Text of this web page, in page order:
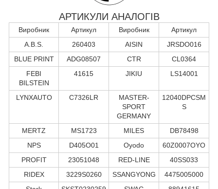
АРТИКУЛИ АНАЛОГІВ
Виробник Артикул Виробник
Артикул
A.B.S.
260403 AISIN
JRSDO016
BLUE PRINT
ADG08507 CTR
CL0364
FEBI
BILSTEIN
41615 JIKIU LS14001
LYNXAUTO C7326LR
MASTER-
SPORT
GERMANY
12040DPCSM
S
MERTZ MS1723 MILES
DB78498
NPS
D405O01 Oyodo
60Z0007OYO
PROFIT
23051048 RED-LINE
40SS033
RIDEX
3229S0260 SSANGYONG
4475005000